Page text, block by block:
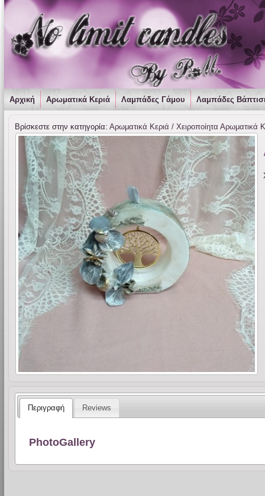
Αρχική Αρωματικά Κεριά Λαμπάδες Γάμου Λαμπάδες
Βρίσκεστε στην κατηγορία: Αρωματικά Κεριά / Χειροποίητα Αρωματικά
Περιγραφή Reviews
PhotoGallery